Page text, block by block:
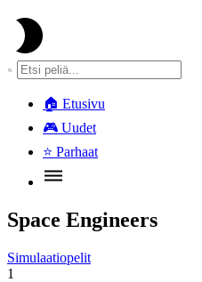
🏠 Etusivu
🎮 Uudet
⭐ Parhaat
Space Engineers
Simulaatiopelit
1